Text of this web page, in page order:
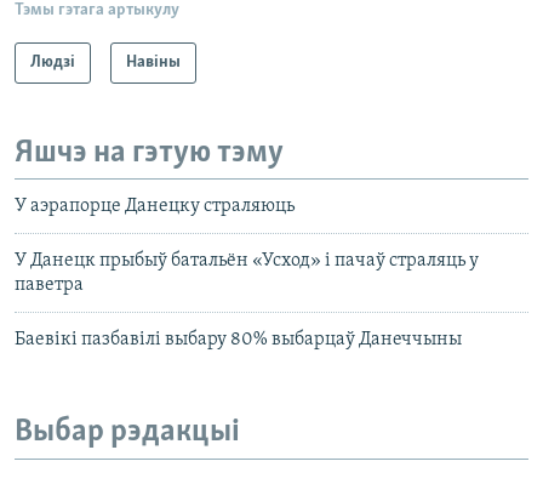
Тэмы гэтага артыкулу
Людзі Навіны
Яшчэ на гэтую тэму
У аэрапорце Данецку страляюць
У Данецк прыбыў батальён «Усход» і пачаў страляць у
паветра
Баевікі пазбавілі выбару 80% выбарцаў Данеччыны
Выбар рэдакцыі